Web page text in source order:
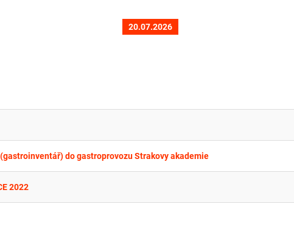
20.07.2026
do gastroprovozu Strakovy akademie
2022